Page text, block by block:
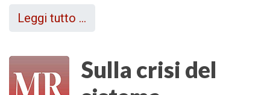
Leggi tutto …
Sulla crisi del